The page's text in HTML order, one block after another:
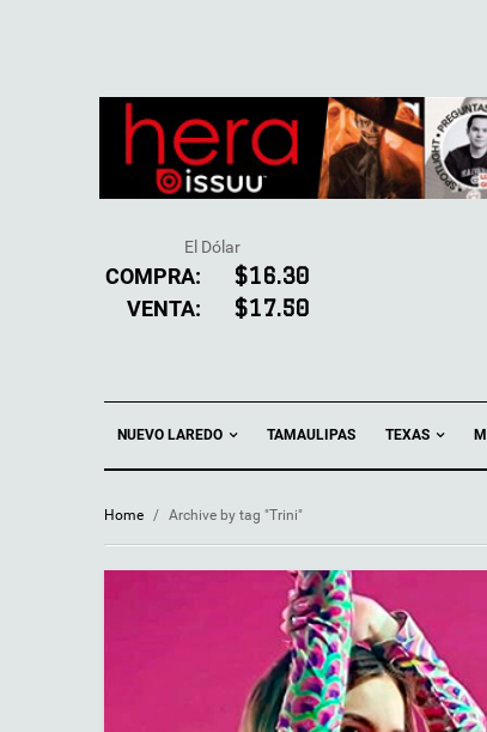
El Dólar
COMPRA: $16.30
VENTA: $17.50
NUEVO LAREDO TAMAULIPAS TEXAS
Home / Archive by tag "Trini"